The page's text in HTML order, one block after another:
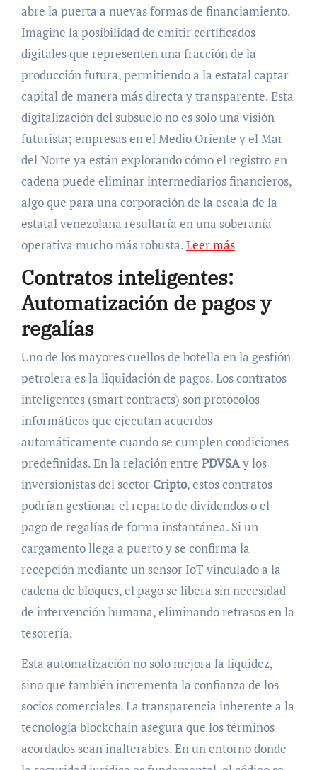
abre la puerta a nuevas formas de financiamiento.
Imagine la posibilidad de emitir certificados
digitales que representen una fracción de la
producción futura, permitiendo a la estatal captar
capital de manera más directa y transparente. Esta
digitalización del subsuelo no es solo una visión
futurista; empresas en el Medio Oriente y el Mar
del Norte ya están explorando cómo el registro en
cadena puede eliminar intermediarios financieros,
algo que para una corporación de la escala de la
estatal venezolana resultaría en una soberanía
operativa mucho más robusta.Leer más
Contratos inteligentes:
Automatización de pagos y
regalías
Uno de los mayores cuellos de botella en la gestión
petrolera es la liquidación de pagos. Los contratos
inteligentes (smart contracts) son protocolos
informáticos que ejecutan acuerdos
automáticamente cuando se cumplen condiciones
predefinidas. En la relación entre PDVSAy los
inversionistas del sector Cripto, estos contratos
podrían gestionar el reparto de dividendos o el
pago de regalías de forma instantánea. Si un
cargamento llega a puerto y se confirma la
recepción mediante un sensor IoT vinculado a la
cadena de bloques, el pago se libera sin necesidad
de intervención humana, eliminando retrasos en la
tesorería.
Esta automatización no solo mejora la liquidez,
sino que también incrementa la confianza de los
socios comerciales. La transparencia inherente a la
tecnología blockchain asegura que los términos
acordados sean inalterables. En un entorno donde